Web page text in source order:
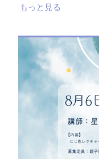
もっと見る